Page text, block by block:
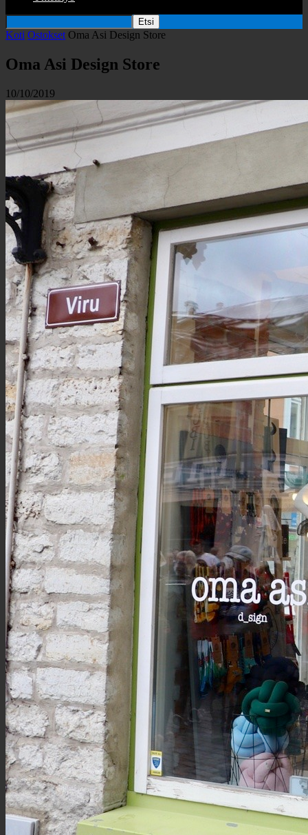
Koti Ostokset Oma Asi Design Store
Oma Asi Design Store
10/10/2019